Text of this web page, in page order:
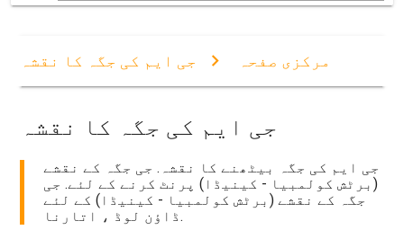
مرکزی صفحہ جی ایم کی جگہ کا نقشہ
جی ایم کی جگہ کا نقشہ
جی ایم کی جگہ بیٹھنے کا نقشہ. جی جگہ کے نقشے
(برٹش کولمبیا - کینیڈا) پرنٹ کرنے کے لئے. جی
جگہ کے نقشے (برٹش کولمبیا - کینیڈا) کے لئے
ڈاؤن لوڈ ، اتارنا.